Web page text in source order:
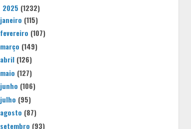
2025 (1232)
janeiro (115)
fevereiro (107)
março (149)
abril (126)
maio (127)
junho (106)
julho (95)
agosto (87)
setembro (93)